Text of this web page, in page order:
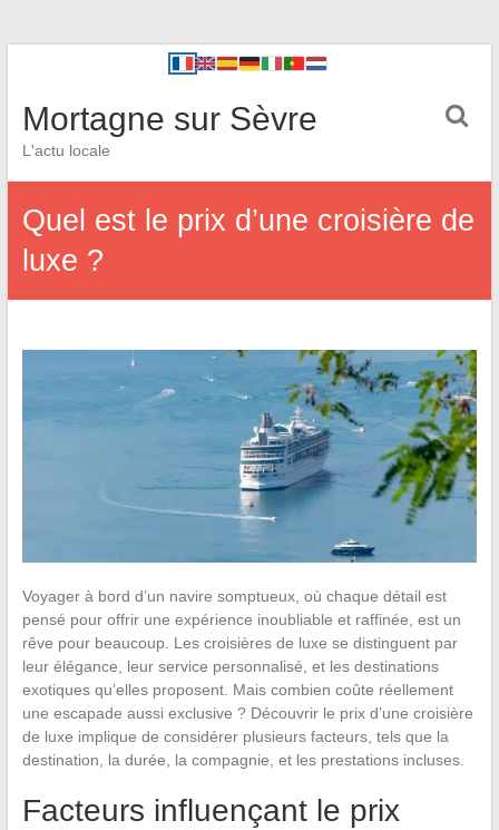
Mortagne sur Sèvre
L'actu locale
Quel est le prix d’une croisière de
luxe ?
Voyager à bord d’un navire somptueux, où chaque détail est
pensé pour offrir une expérience inoubliable et raffinée, est un
rêve pour beaucoup. Les croisières de luxe se distinguent par
leur élégance, leur service personnalisé, et les destinations
exotiques qu’elles proposent. Mais combien coûte réellement
une escapade aussi exclusive ? Découvrir le prix d’une croisière
de luxe implique de considérer plusieurs facteurs, tels que la
destination, la durée, la compagnie, et les prestations incluses.
Facteurs influençant le prix